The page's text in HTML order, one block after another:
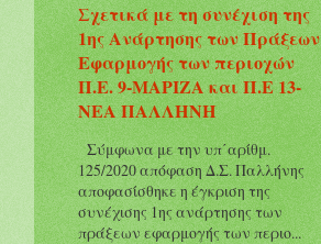
Σχετικά με τη συνέχιση της
1ης Ανάρτησης των Πράξεων
Εφαρμογής των περιοχών
Π.Ε. 9-ΜΑΡΙΖΑ και Π.Ε 13-
ΝΕΑ ΠΑΛΛΗΝΗ
Σύμφωνα με την υπ΄αρίθμ.
125/2020 απόφαση Δ.Σ. Παλλήνης
αποφασίσθηκε η έγκριση της
συνέχισης 1ης ανάρτησης των
πράξεων εφαρμογής των περιο...